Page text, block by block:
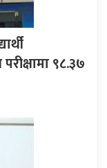
९८.३७